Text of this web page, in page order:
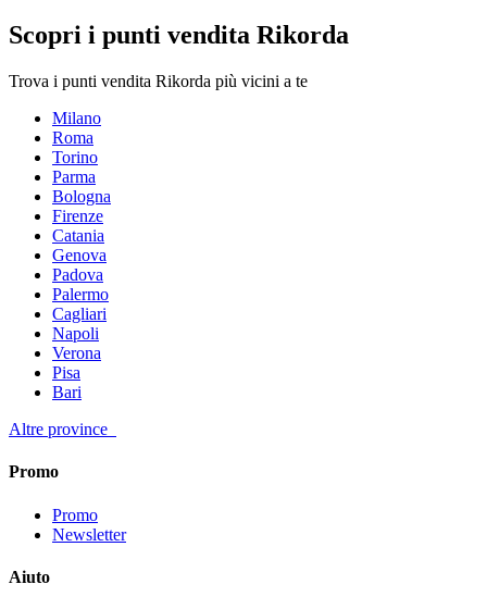
Scopri i punti vendita Rikorda
Trova i punti vendita Rikorda più vicini a te
Milano
Roma
Torino
Parma
Bologna
Firenze
Catania
Genova
Padova
Palermo
Cagliari
Napoli
Verona
Pisa
Bari
Altre province
Promo
Promo
Newsletter
Aiuto